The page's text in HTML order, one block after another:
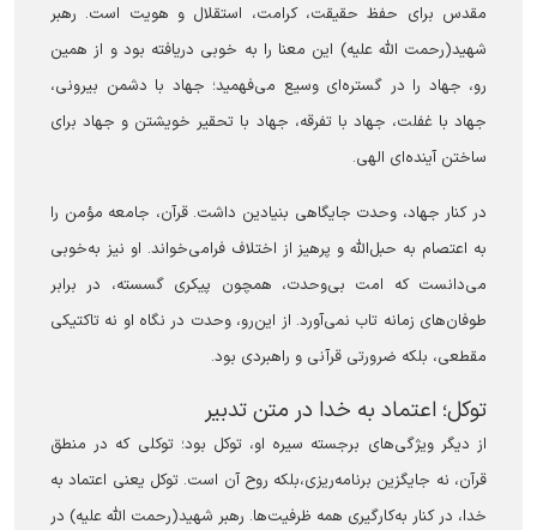
مقدس برای حفظ حقیقت، کرامت، استقلال و هویت است. رهبر
شهید(رحمت الله علیه) این معنا را به‌ خوبی دریافته بود و از همین
رو، جهاد را در گستره‌ای وسیع می‌فهمید؛ جهاد با دشمن بیرونی،
جهاد با غفلت، جهاد با تفرقه، جهاد با تحقیر خویشتن و جهاد برای
ساختن آینده‌ای الهی.
در کنار جهاد، وحدت جایگاهی بنیادین داشت. قرآن، جامعه مؤمن را
به اعتصام به حبل‌الله و پرهیز از اختلاف فرامی‌خواند. او نیز به‌خوبی
می‌دانست که امت بی‌وحدت، همچون پیکری گسسته، در برابر
طوفان‌های زمانه تاب نمی‌آورد. از این‌رو، وحدت در نگاه او نه تاکتیکی
مقطعی، بلکه ضرورتی قرآنی و راهبردی بود.
توکل؛ اعتماد به خدا در متن تدبیر
از دیگر ویژگی‌های برجسته سیره او، توکل بود؛ توکلی که در منطق
قرآن، نه جایگزین برنامه‌ریزی،بلکه روح آن است. توکل یعنی اعتماد به
خدا، در کنار به‌کارگیری همه ظرفیت‌ها. رهبر شهید(رحمت الله علیه) در